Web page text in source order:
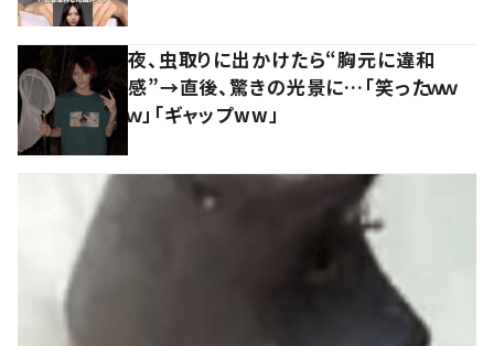
夜、虫取りに出かけたら“胸元に違和
感”→直後、驚きの光景に…「笑ったｗｗ
ｗ」「ギャップww」